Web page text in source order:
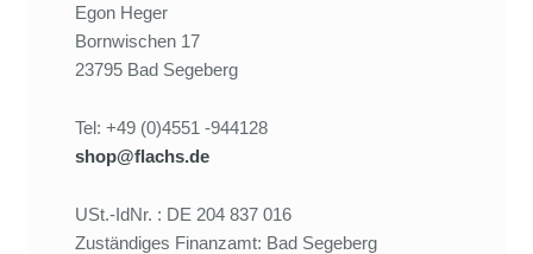
Egon Heger
Bornwischen 17
23795 Bad Segeberg
Tel: +49 (0)4551 -944128
shop@flachs.de
USt.-IdNr. : DE 204 837 016
Zuständiges Finanzamt: Bad Segeberg